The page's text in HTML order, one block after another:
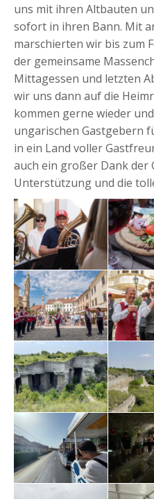
uns mit ihren Altbauten
sofort in ihren Bann. Mit
marschierten wir bis zum
der gemeinsame
Mittagessen und letzten
wir uns dann auf die
kommen gerne wieder
ungarischen Gastgebern
in ein Land voller
auch ein großer Dank der
Unterstützung und die